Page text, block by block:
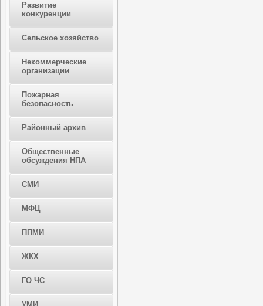
Развитие
конкуренции
Сельское хозяйство
Некоммерческие
организации
Пожарная
безопасность
Районный архив
Общественные
обсуждения НПА
СМИ
МФЦ
ППМИ
ЖКХ
ГО ЧС